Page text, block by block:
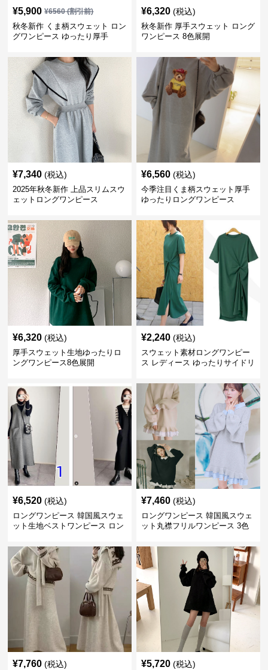
¥5,900 ¥6560(割引前)
秋冬新作 くま柄スウェット ロン
グワンピース ゆったり厚手
¥6,320 (税込)
秋冬新作 厚手スウェット ロング
ワンピース 8色展開
¥7,340 (税込)
2025年秋冬新作 上品スリムスウ
ェットロングワンピース
¥6,560 (税込)
今季注目くま柄スウェット厚手
ゆったりロングワンピース
¥6,320 (税込)
厚手スウェット生地ゆったりロ
ングワンピース8色展開
¥2,240 (税込)
スウェット素材ロングワンピー
ス レディース ゆったりサイドリ
¥6,520 (税込)
ロングワンピース 韓国風スウェ
ット生地ベストワンピース ロン
¥7,460 (税込)
ロングワンピース 韓国風スウェ
ット丸襟フリルワンピース 3色
¥7,760 (税込) ¥5,720 (税込)